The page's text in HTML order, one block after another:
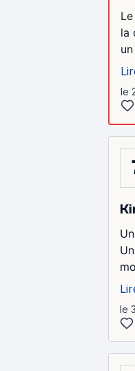
la
le
le